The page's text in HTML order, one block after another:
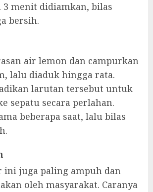
menit didiamkan, bilas
bersih.
air lemon dan campurkan
lalu diaduk hingga rata.
larutan tersebut untuk
sepatu secara perlahan.
beberapa saat, lalu bilas
ini juga paling ampuh dan
oleh masyarakat. Caranya